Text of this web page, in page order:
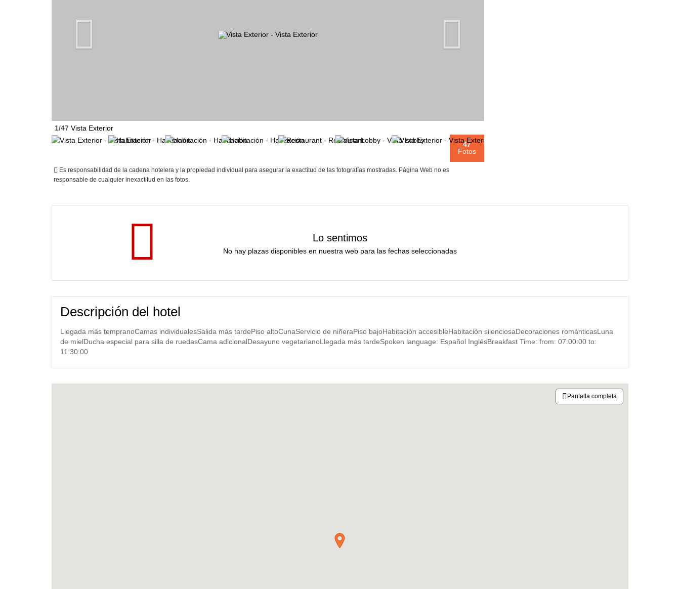
1/47 Vista Exterior
47
Fotos
Es responsabilidad de la cadena hotelera y la propiedad individual para asegurar la exactitud de las fotografías mostradas. Página Web no es
responsable de cualquier inexactitud en las fotos.
Lo sentimos
No hay plazas disponibles en nuestra web para las fechas seleccionadas
Descripción del hotel
Llegada más tempranoCamas individualesSalida más tardePiso altoCunaServicio de niñeraPiso bajoHabitación accesibleHabitación silenciosaDecoraciones románticasLuna
de mielDucha especial para silla de ruedasCama adicionalDesayuno vegetarianoLlegada más tardeSpoken language: Español InglésBreakfast Time: from: 07:00:00 to:
11:30:00
Pantalla completa